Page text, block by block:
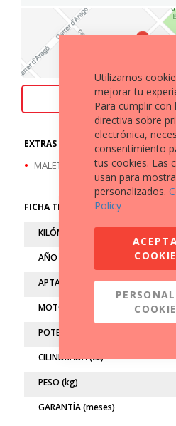
ACEPTAMOS TU MOTO
EXTRAS A DESTACAR
MALETA TRASERA
FICHA TÉCNICA
KILÓMETROS
AÑO
APTA
MOTO LIMITADA
POTENCIA (kw/cv)
CILINDRADA (cc)
PESO (kg)
GARANTÍA (meses)
Utilizamos
mejorar tu
Para cumplir con
directiva sobre
electrónica,
consentimiento
tus cookies. Las
usan para
personalizados.
Policy